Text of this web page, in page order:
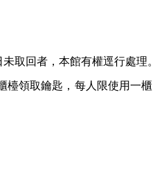
取回者，本館有權逕行處理。
領取鑰匙，每人限使用一櫃